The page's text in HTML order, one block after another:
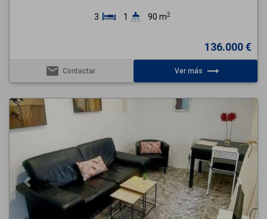
3 1 90 m2
136.000 €
email Contactar Ver más trending_flat
Previous Next